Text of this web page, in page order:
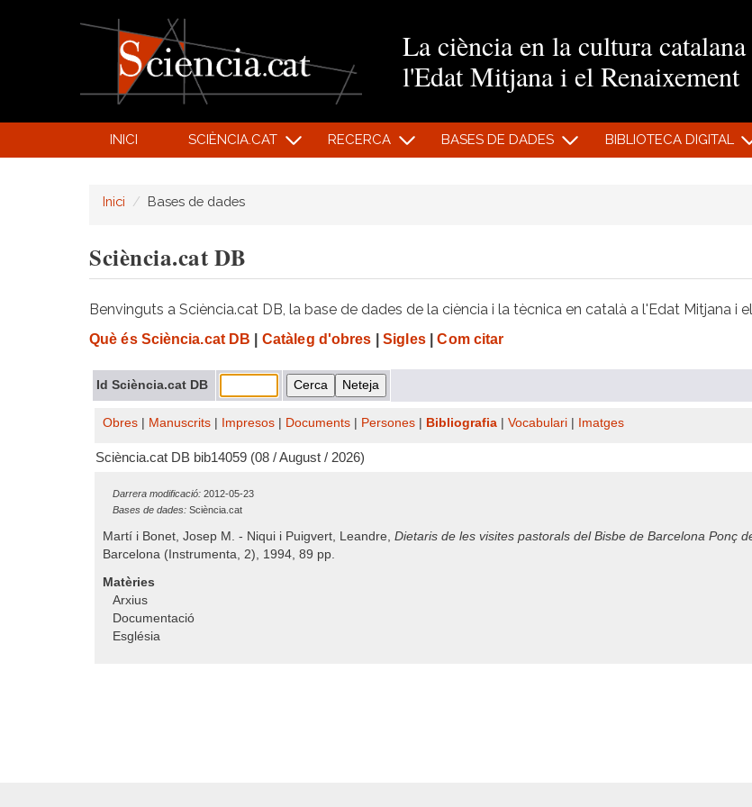
La ciència en la cultura catalana
l'Edat Mitjana i el Renaixement
INICI SCIÈNCIA.CAT RECERCA BASES DE DADES BIBLIOTECA DIGITAL
Inici Bases de dades
Sciència.cat DB
Benvinguts a Sciència.cat DB, la base de dades de la ciència i la tècnica en català a l'Edat Mitjana i
Què és Sciència.cat DB Catàleg d'obres Sigles| Com citar
Id Sciència.cat DB
Obres Manuscrits Impresos Documents Persones Bibliografia Vocabulari Imatges
Sciència.cat DB bib14059 (08 / August / 2026)
Darrera modificació: 2012-05-23
Bases de dades: Sciència.cat
Martí i Bonet, Josep M. - Niqui i Puigvert, Leandre, Dietaris de les visites pastorals del Bisbe de Barcelona Ponç
Barcelona (Instrumenta, 2), 1994, 89 pp.
Matèries
Arxius
Documentació
Església